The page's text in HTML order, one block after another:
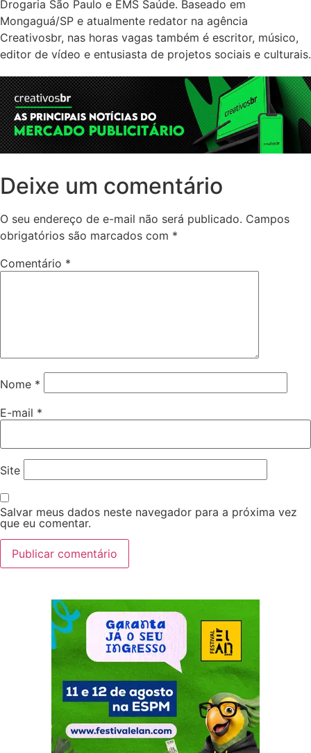
Drogaria São Paulo e EMS Saúde. Baseado em
Mongaguá/SP e atualmente redator na agência
Creativosbr, nas horas vagas também é escritor, músico,
editor de vídeo e entusiasta de projetos sociais e culturais.
Deixe um comentário
O seu endereço de e-mail não será publicado. Campos
obrigatórios são marcados com *
Comentário *
Nome *
E-mail *
Site
Salvar meus dados neste navegador para a próxima vez
que eu comentar.